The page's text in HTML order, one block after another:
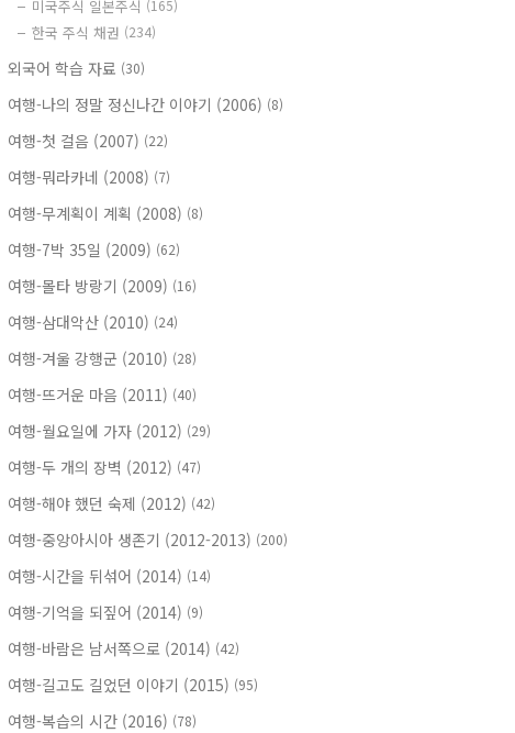
미국주식 일본주식 (165)
한국 주식 채권 (234)
외국어 학습 자료 (30)
여행-나의 정말 정신나간 이야기 (2006) (8)
여행-첫 걸음 (2007) (22)
여행-뭐라카네 (2008) (7)
여행-무계획이 계획 (2008) (8)
여행-7박 35일 (2009) (62)
여행-몰타 방랑기 (2009) (16)
여행-삼대악산 (2010) (24)
여행-겨울 강행군 (2010) (28)
여행-뜨거운 마음 (2011) (40)
여행-월요일에 가자 (2012) (29)
여행-두 개의 장벽 (2012) (47)
여행-해야 했던 숙제 (2012) (42)
여행-중앙아시아 생존기 (2012-2013) (200)
여행-시간을 뒤섞어 (2014) (14)
여행-기억을 되짚어 (2014) (9)
여행-바람은 남서쪽으로 (2014) (42)
여행-길고도 길었던 이야기 (2015) (95)
여행-복습의 시간 (2016) (78)